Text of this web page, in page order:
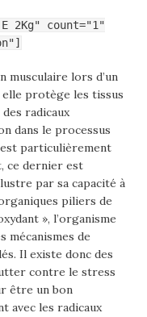
2Kg" count="1"
musculaire lors d’un
protège les tissus
radicaux
dans le processus
particulièrement
ce dernier est
par sa capacité à
piliers de
», l’organisme
mécanismes de
Il existe donc des
contre le stress
être un bon
avec les radicaux